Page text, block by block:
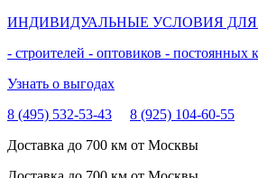
ИНДИВИДУАЛЬНЫЕ УСЛОВИЯ
- строителей - оптовиков - постоянных
Узнать о выгодах
8 (495) 532-53-43
8 (925) 104-60-55
Доставка до 700 км от Москвы